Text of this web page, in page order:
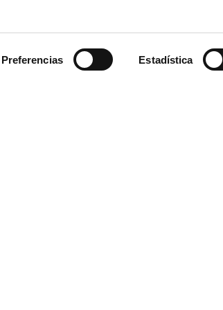
Preferencias Estadística